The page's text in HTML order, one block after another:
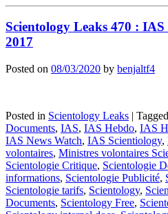
Scientology Leaks 470 :
2017
Posted on 08/03/2020 by benjaltf4
Posted in Scientology Leaks | Tagged
Documents, IAS, IAS Hebdo, IAS
IAS News Watch, IAS Scientiology,
volontaires, Ministres volontaires
Scientologie Critique, Scientologie
informations, Scientologie Publicité,
Scientologie tarifs, Scientology,
Documents, Scientology Free,